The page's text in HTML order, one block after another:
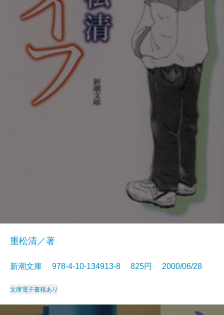
重松清／著
新潮文庫 978-4-10-134913-8 825円 2000/06/28
文庫電子書籍あり